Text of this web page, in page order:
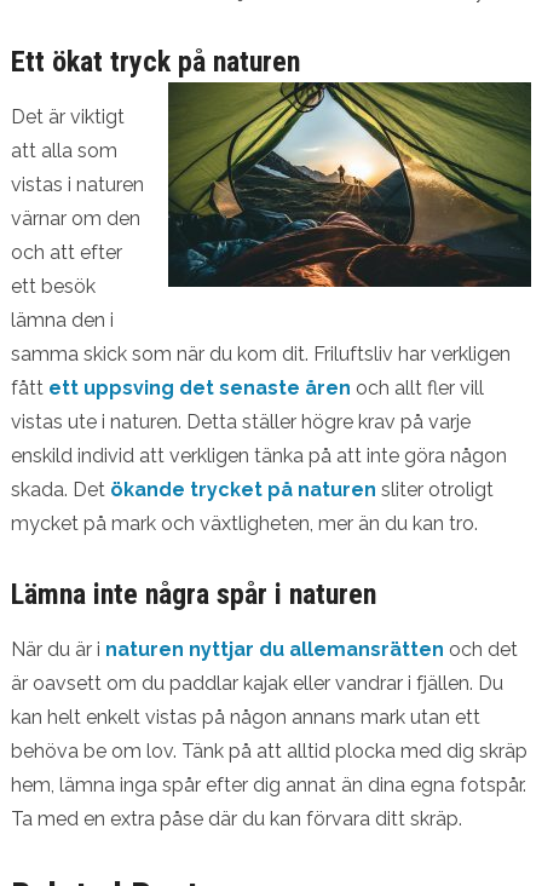
Ett ökat tryck på naturen
Det är viktigt
att alla som
vistas i naturen
värnar om den
och att efter
ett besök
lämna den i
samma skick som när du kom dit. Friluftsliv har verkligen
fått ett uppsving det senaste åren och allt fler vill
vistas ute i naturen. Detta ställer högre krav på varje
enskild individ att verkligen tänka på att inte göra någon
skada. Det ökande trycket på naturen sliter otroligt
mycket på mark och växtligheten, mer än du kan tro.
Lämna inte några spår i naturen
När du är i naturen nyttjar du allemansrätten och det
är oavsett om du paddlar kajak eller vandrar i fjällen. Du
kan helt enkelt vistas på någon annans mark utan ett
behöva be om lov. Tänk på att alltid plocka med dig skräp
hem, lämna inga spår efter dig annat än dina egna fotspår.
Ta med en extra påse där du kan förvara ditt skräp.